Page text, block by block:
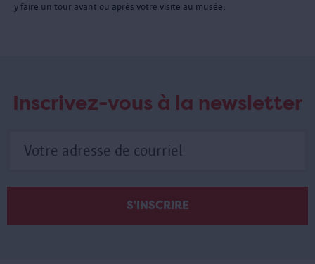
y faire un tour avant ou après votre visite au musée.
Inscrivez-vous à la newsletter